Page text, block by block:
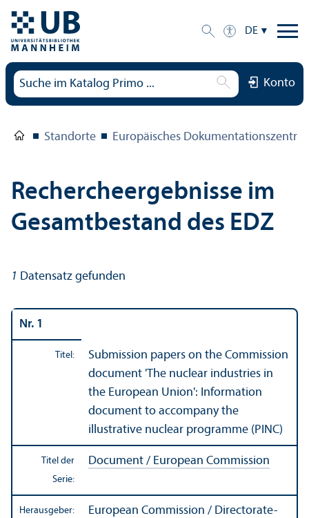
DE
Konto
Standorte Europäisches
Rechercheergebnisse im
Gesamtbestand des EDZ
1 Datensatz gefunden
Nr. 1
Titel:
Submission papers on the Commission
document 'The nuclear industries in
the European Union': Information
document to accompany the
illustrative nuclear programme (PINC)
Titel der
Serie:
Document / European Commission
Herausgeber:
European Commission / Directorate-